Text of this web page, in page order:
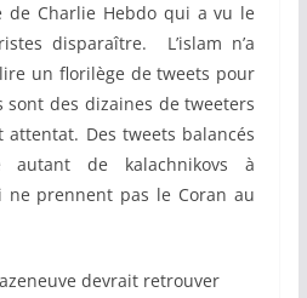
de Charlie Hebdo qui a vu le
disparaître. L’islam n’a
un florilège de tweets pour
sont des dizaines de tweeters
Des tweets balancés
autant de kalachnikovs à
ne prennent pas le Coran au
devrait retrouver